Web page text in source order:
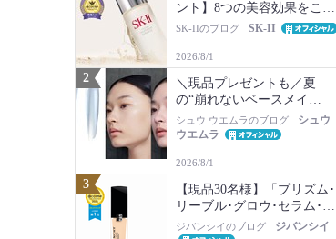
ント】8つの美容効果をこの
1本で【新美容液キット再販
SK-IIのブログ SK-II
2026/8/1
＼現品プレゼントも／夏
の“崩れないベースメイ
ク”は名品化粧下地から！毛
穴・ベタつき・乾燥知らず
シュウ ウエムラのブログ
シュウ
ウエムラ
2026/8/1
【現品30名様】「プリズム･
リーブル･グロウ･セラム･フ
ァンデーション」1N現品を
ジバンシイのブログ ジバンシイ